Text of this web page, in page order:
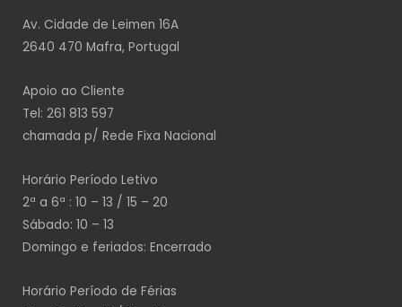
Av. Cidade de Leimen 16A
2640 470 Mafra, Portugal
Apoio ao Cliente
Tel: 261 813 597
chamada p/ Rede Fixa Nacional
Horário Período Letivo
2ª a 6ª : 10 – 13 / 15 – 20
Sábado: 10 – 13
Domingo e feriados: Encerrado
Horário Período de Férias